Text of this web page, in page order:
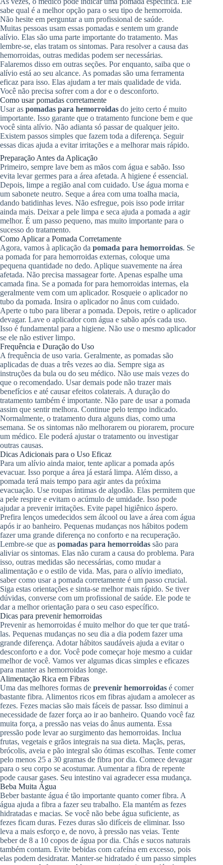
sabe qual é a melhor opção para o seu tipo de hemorroida.
Não hesite em perguntar a um profissional de saúde.
Muitas pessoas usam essas pomadas e sentem um grande
alívio. Elas são uma parte importante do tratamento. Mas
lembre-se, elas tratam os sintomas. Para resolver a causa das
hemorroidas, outras medidas podem ser necessárias.
Falaremos disso em outras seções. Por enquanto, saiba que o
alívio está ao seu alcance. As pomadas são uma ferramenta
eficaz para isso. Elas ajudam a ter mais qualidade de vida.
Você não precisa sofrer com a dor e o desconforto.
Como usar pomadas corretamente
Usar as pomadas para hemorroidas do jeito certo é muito
importante. Isso garante que o tratamento funcione bem e que
você sinta alívio. Não adianta só passar de qualquer jeito.
Existem passos simples que fazem toda a diferença. Seguir
essas dicas ajuda a evitar irritações e a melhorar mais rápido.
Preparação Antes da Aplicação
Primeiro, sempre lave bem as mãos com água e sabão. Isso
evita levar germes para a área afetada. A higiene é essencial.
Depois, limpe a região anal com cuidado. Use água morna e
um sabonete neutro. Seque a área com uma toalha macia,
dando batidinhas leves. Não esfregue, pois isso pode irritar
ainda mais. Deixar a pele limpa e seca ajuda a pomada a agir
melhor. É um passo pequeno, mas muito importante para o
sucesso do tratamento.
Como Aplicar a Pomada Corretamente
Agora, vamos à aplicação da pomada para hemorroidas. Se
a pomada for para hemorroidas externas, coloque uma
pequena quantidade no dedo. Aplique suavemente na área
afetada. Não precisa massagear forte. Apenas espalhe uma
camada fina. Se a pomada for para hemorroidas internas, ela
geralmente vem com um aplicador. Rosqueie o aplicador no
tubo da pomada. Insira o aplicador no ânus com cuidado.
Aperte o tubo para liberar a pomada. Depois, retire o aplicador
devagar. Lave o aplicador com água e sabão após cada uso.
Isso é fundamental para a higiene. Não use o mesmo aplicador
se ele não estiver limpo.
Frequência e Duração do Uso
A frequência de uso varia. Geralmente, as pomadas são
aplicadas de duas a três vezes ao dia. Sempre siga as
instruções da bula ou do seu médico. Não use mais vezes do
que o recomendado. Usar demais pode não trazer mais
benefícios e até causar efeitos colaterais. A duração do
tratamento também é importante. Não pare de usar a pomada
assim que sentir melhora. Continue pelo tempo indicado.
Normalmente, o tratamento dura alguns dias, como uma
semana. Se os sintomas não melhorarem ou piorarem, procure
um médico. Ele poderá ajustar o tratamento ou investigar
outras causas.
Dicas Adicionais para o Uso Eficaz
Para um alívio ainda maior, tente aplicar a pomada após
evacuar. Isso porque a área já estará limpa. Além disso, a
pomada terá mais tempo para agir antes da próxima
evacuação. Use roupas íntimas de algodão. Elas permitem que
a pele respire e evitam o acúmulo de umidade. Isso pode
ajudar a prevenir irritações. Evite papel higiênico áspero.
Prefira lenços umedecidos sem álcool ou lave a área com água
após ir ao banheiro. Pequenas mudanças nos hábitos podem
fazer uma grande diferença no conforto e na recuperação.
Lembre-se que as pomadas para hemorroidas são para
aliviar os sintomas. Elas não curam a causa do problema. Para
isso, outras medidas são necessárias, como mudar a
alimentação e o estilo de vida. Mas, para o alívio imediato,
saber como usar a pomada corretamente é um passo crucial.
Siga estas orientações e sinta-se melhor mais rápido. Se tiver
dúvidas, converse com um profissional de saúde. Ele pode te
dar a melhor orientação para o seu caso específico.
Dicas para prevenir hemorroidas
Prevenir as hemorroidas é muito melhor do que ter que tratá-
las. Pequenas mudanças no seu dia a dia podem fazer uma
grande diferença. Adotar hábitos saudáveis ajuda a evitar o
desconforto e a dor. Você pode começar hoje mesmo a cuidar
melhor de você. Vamos ver algumas dicas simples e eficazes
para manter as hemorroidas longe.
Alimentação Rica em Fibras
Uma das melhores formas de prevenir hemorroidas é comer
bastante fibra. Alimentos ricos em fibras ajudam a amolecer as
fezes. Fezes macias são mais fáceis de passar. Isso diminui a
necessidade de fazer força ao ir ao banheiro. Quando você faz
muita força, a pressão nas veias do ânus aumenta. Essa
pressão pode levar ao surgimento das hemorroidas. Inclua
frutas, vegetais e grãos integrais na sua dieta. Maçãs, peras,
brócolis, aveia e pão integral são ótimas escolhas. Tente comer
pelo menos 25 a 30 gramas de fibra por dia. Comece devagar
para o seu corpo se acostumar. Aumentar a fibra de repente
pode causar gases. Seu intestino vai agradecer essa mudança.
Beba Muita Água
Beber bastante água é tão importante quanto comer fibra. A
água ajuda a fibra a fazer seu trabalho. Ela mantém as fezes
hidratadas e macias. Se você não bebe água suficiente, as
fezes ficam duras. Fezes duras são difíceis de eliminar. Isso
leva a mais esforço e, de novo, à pressão nas veias. Tente
beber de 8 a 10 copos de água por dia. Chás e sucos naturais
também contam. Evite bebidas com cafeína em excesso, pois
elas podem desidratar. Manter-se hidratado é um passo simples